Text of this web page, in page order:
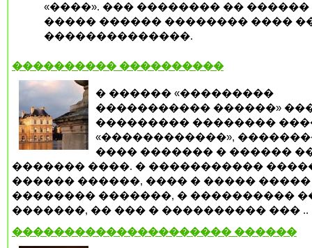
«����». ��� �������� �� ������
����� ������ �������� ����
��������������.
���������� ����������
� ������ «���������
����������� ������»
��������� ��������
«������������»,
���� ������� � ������
������� ����. � �����������
������ ������, ���� � ����� �����
�������� �������, � ����������
�������, �� ��� � ���������� ��� ..
��������������������� ������